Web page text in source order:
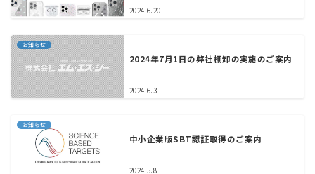
2024.6.20
お知らせ
2024年7月1日の弊社棚卸の実施のご案内
2024.6.3
お知らせ
中小企業版SBT認証取得のご案内
2024.5.8